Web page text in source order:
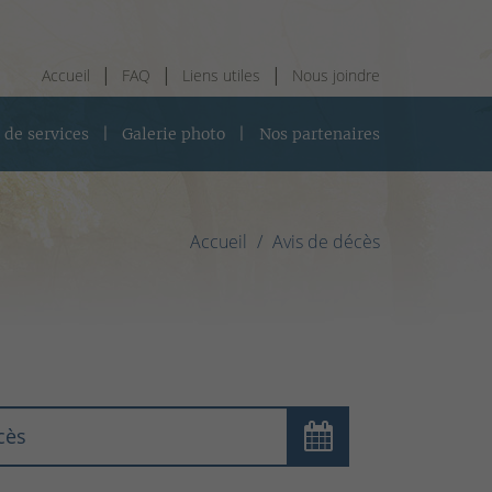
Accueil FAQ Liens utiles Nous joindre
services Galerie photo Nos partenaires
Accueil Avis de décès